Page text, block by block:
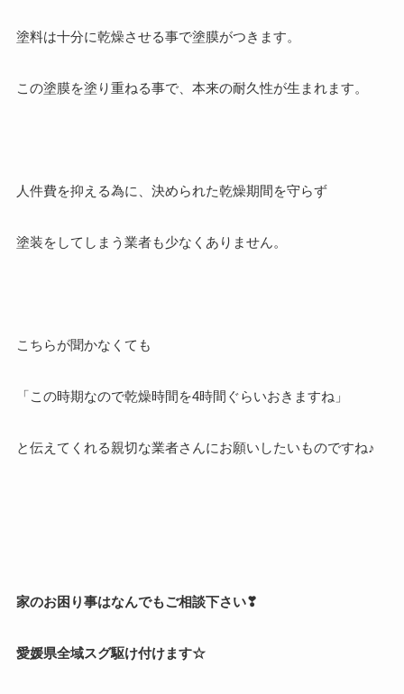
塗料は十分に乾燥させる事で塗膜がつきます。
この塗膜を塗り重ねる事で、本来の耐久性が生まれます。
人件費を抑える為に、決められた乾燥期間を守らず
塗装をしてしまう業者も少なくありません。
こちらが聞かなくても
「この時期なので乾燥時間を4時間ぐらいおきますね」
と伝えてくれる親切な業者さんにお願いしたいものですね♪
家のお困り事はなんでもご相談下さい❣
愛媛県全域スグ駆け付けます☆